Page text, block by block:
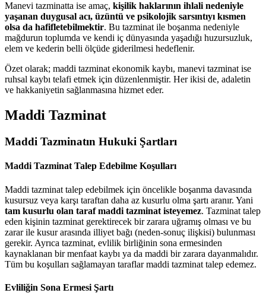
Manevi tazminatta ise amaç, kişilik haklarının ihlali nedeniyle
yaşanan duygusal acı, üzüntü ve psikolojik sarsıntıyı kısmen
olsa da hafifletebilmektir. Bu tazminat ile boşanma nedeniyle
mağdurun toplumda ve kendi iç dünyasında yaşadığı huzursuzluk,
elem ve kederin belli ölçüde giderilmesi hedeflenir.
Özet olarak; maddi tazminat ekonomik kaybı, manevi tazminat ise
ruhsal kaybı telafi etmek için düzenlenmiştir. Her ikisi de, adaletin
ve hakkaniyetin sağlanmasına hizmet eder.
Maddi Tazminat
Maddi Tazminatın Hukuki Şartları
Maddi Tazminat Talep Edebilme Koşulları
Maddi tazminat talep edebilmek için öncelikle boşanma davasında
kusursuz veya karşı taraftan daha az kusurlu olma şartı aranır. Yani
tam kusurlu olan taraf maddi tazminat isteyemez. Tazminat talep
eden kişinin tazminat gerektirecek bir zarara uğramış olması ve bu
zarar ile kusur arasında illiyet bağı (neden-sonuç ilişkisi) bulunması
gerekir. Ayrıca tazminat, evlilik birliğinin sona ermesinden
kaynaklanan bir menfaat kaybı ya da maddi bir zarara dayanmalıdır.
Tüm bu koşulları sağlamayan taraflar maddi tazminat talep edemez.
Evliliğin Sona Ermesi Şartı